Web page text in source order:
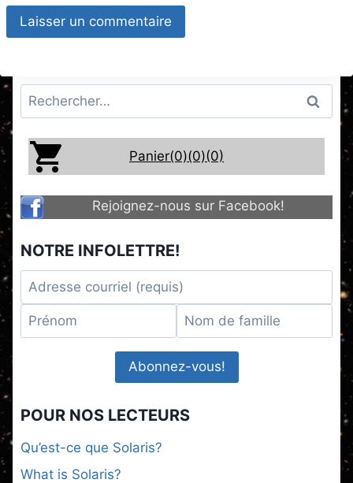
Rechercher :
Panier(0)(0)(0)
Rejoignez-nous sur Facebook!
NOTRE INFOLETTRE!
POUR NOS LECTEURS
Qu’est-ce que Solaris?
What is Solaris?